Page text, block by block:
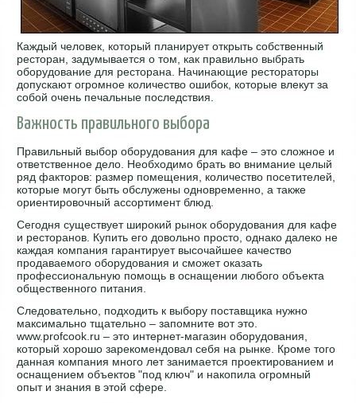
Каждый человек, который планирует открыть собственный
ресторан, задумывается о том, как правильно выбрать
оборудование для ресторана. Начинающие рестораторы
допускают огромное количество ошибок, которые влекут за
собой очень печальные последствия.
Важность правильного выбора
Правильный выбор оборудования для кафе – это сложное и
ответственное дело. Необходимо брать во внимание целый
ряд факторов: размер помещения, количество посетителей,
которые могут быть обслужены одновременно, а также
ориентировочный ассортимент блюд.
Сегодня существует широкий рынок оборудования для кафе
и ресторанов. Купить его довольно просто, однако далеко не
каждая компания гарантирует высочайшее качество
продаваемого оборудования и сможет оказать
профессиональную помощь в оснащении любого объекта
общественного питания.
Следовательно, подходить к выбору поставщика нужно
максимально тщательно – запомните вот это.
www.profcook.ru – это интернет-магазин оборудования,
который хорошо зарекомендовал себя на рынке. Кроме того
данная компания много лет занимается проектированием и
оснащением объектов "под ключ" и накопила огромный
опыт и знания в этой сфере.